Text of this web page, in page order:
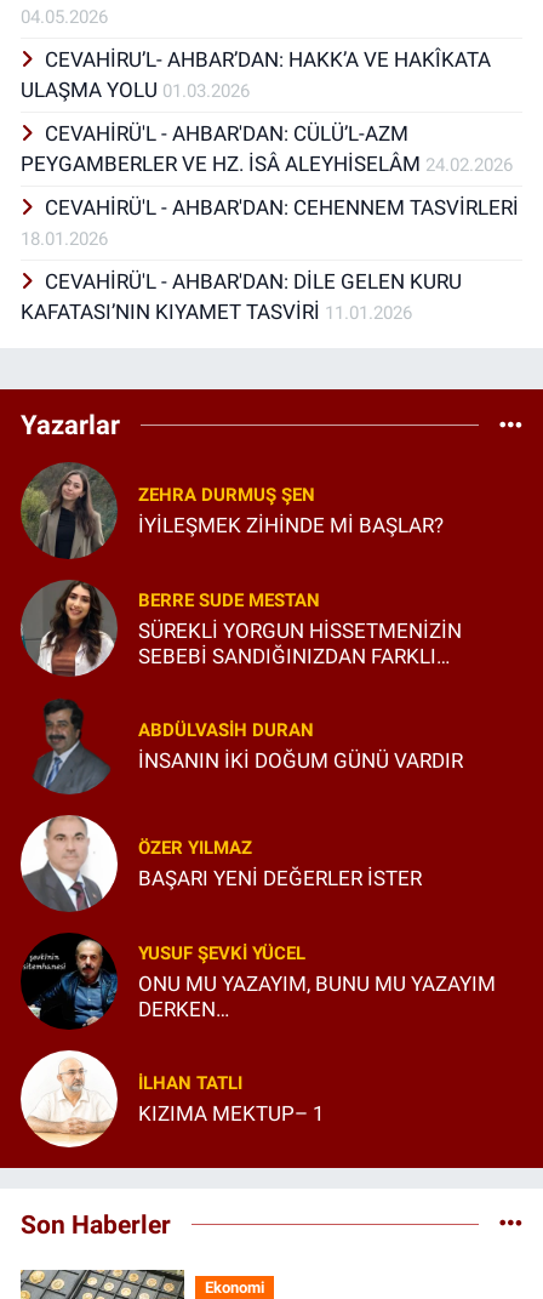
04.05.2026
CEVAHİRU’L- AHBAR’DAN: HAKK’A VE HAKÎKATA
ULAŞMA YOLU 01.03.2026
CEVAHİRÜ'L - AHBAR'DAN: CÜLÜ’L-AZM
PEYGAMBERLER VE HZ. İSÂ ALEYHİSELÂM 24.02.2026
CEVAHİRÜ'L - AHBAR'DAN: CEHENNEM TASVİRLERİ
18.01.2026
CEVAHİRÜ'L - AHBAR'DAN: DİLE GELEN KURU
KAFATASI’NIN KIYAMET TASVİRİ 11.01.2026
Yazarlar
ZEHRA DURMUŞ ŞEN
İYİLEŞMEK ZİHİNDE Mİ BAŞLAR?
BERRE SUDE MESTAN
SÜREKLİ YORGUN HİSSETMENİZİN
SEBEBİ SANDIĞINIZDAN FARKLI
ABDÜLVASIH DURAN
İNSANIN İKİ DOĞUM GÜNÜ VARDIR
ÖZER YILMAZ
BAŞARI YENİ DEĞERLER İSTER
YUSUF ŞEVKI YÜCEL
ONU MU YAZAYIM, BUNU MU YAZAYIM
DERKEN…
İLHAN TATLI
KIZIMA MEKTUP– 1
Son Haberler
Ekonomi